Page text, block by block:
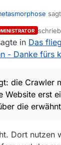
nicht
suchen könnten,
wird.
Du musst nicht
die Art wie Du
:
dachte, ich
Website, der zu
wie gesagt: die
Dir angegebene
das geschieht
zuletzt
in Das
- Danke fürs
die Crawler
Website erst
die
Dort nutzen